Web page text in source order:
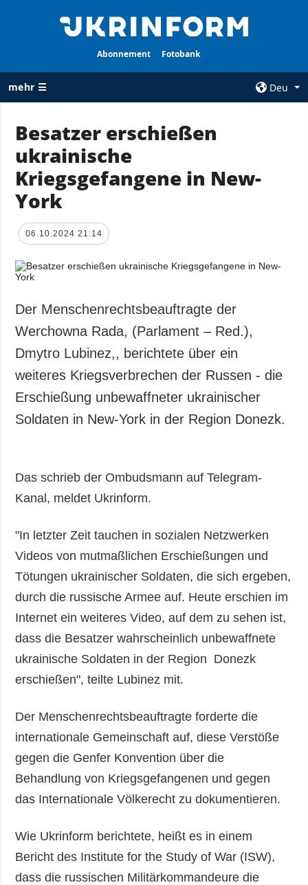
Abonnement Fotobank
mehr ☰
Deu
ALLE
RUBRIKEN
Krieg
Wiederaufbau
der Ukraine
Politik
Wirtschaft
Gesellschaft und
Kultur
Sport
Kriminalität
Notstand und
Notfälle
Über uns
und zum Schutz
Interview
Fotos
Fotobank
Besatzer erschießen
ukrainische
Kriegsgefangene in New-
York
06.10.2024 21:14
Der Menschenrechtsbeauftragte der
Werchowna Rada, (Parlament – Red.),
Dmytro Lubinez,, berichtete über ein
weiteres Kriegsverbrechen der Russen - die
Erschießung unbewaffneter ukrainischer
Soldaten in New-York in der Region Donezk.
Das schrieb der Ombudsmann auf Telegram-
Kanal, meldet Ukrinform.
"In letzter Zeit tauchen in sozialen Netzwerken
Videos von mutmaßlichen Erschießungen und
Tötungen ukrainischer Soldaten, die sich ergeben,
durch die russische Armee auf. Heute erschien im
Internet ein weiteres Video, auf dem zu sehen ist,
dass die Besatzer wahrscheinlich unbewaffnete
ukrainische Soldaten in der Region Donezk
erschießen", teilte Lubinez mit.
Der Menschenrechtsbeauftragte forderte die
internationale Gemeinschaft auf, diese Verstöße
gegen die Genfer Konvention über die
Behandlung von Kriegsgefangenen und gegen
das Internationale Völkerecht zu dokumentieren.
Wie Ukrinform berichtete, heißt es in einem
Bericht des Institute for the Study of War (ISW),
dass die russischen Militärkommandeure die